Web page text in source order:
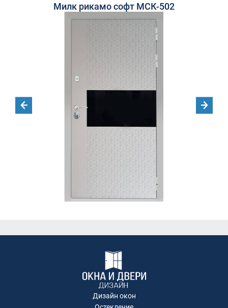
Милк рикамо софт МСК-502
Дизайн окон